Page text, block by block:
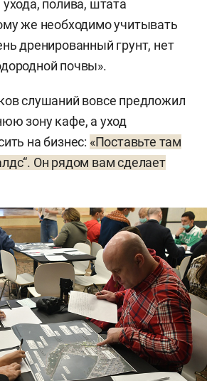
полива, штата
же необходимо учитывать
дренированный грунт, нет
почвы».
слушаний вовсе предложил
зону кафе, а уход
на бизнес: «Поставьте там
Он рядом вам сделает